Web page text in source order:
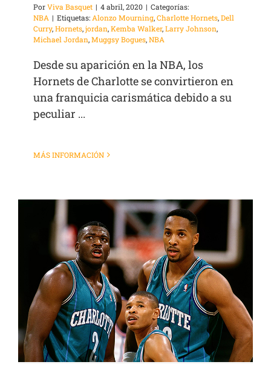
PorViva Basquet | 4 abril, 2020 | Categorías:
NBA | Etiquetas: Alonzo Mourning,Charlotte Hornets,Dell
Curry,Hornets,jordan,Kemba Walker,Larry Johnson,
Michael Jordan,Muggsy Bogues,NBA
Desde su aparición en la NBA, los
Hornets de Charlotte se convirtieron en
una franquicia carismática debido a su
peculiar ...
MÁS INFORMACIÓN